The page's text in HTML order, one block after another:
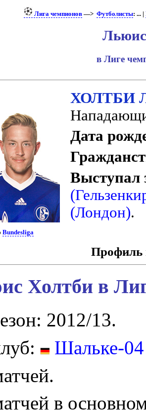
Лига чемпионов—> Футболисты: ... |
в Лиге
Bundesliga
ХОЛТБИ
Дата
Выступал
(Лондон).
Профиль
Холтби в
2012/13.
Шальке-04
в